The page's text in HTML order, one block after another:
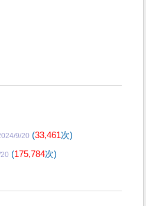
9/20 (33,461次)
(175,784次)